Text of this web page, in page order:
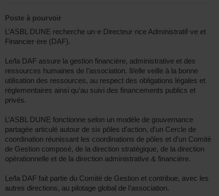
Poste à pourvoir
L’ASBL DUNE recherche un·e Directeur·rice Administratif·ve et
Financier·ère (DAF).
Le/la DAF assure la gestion financière, administrative et des
ressources humaines de l’association. Il/elle veille à la bonne
utilisation des ressources, au respect des obligations légales et
réglementaires ainsi qu’au suivi des financements publics et
privés.
L’ASBL DUNE fonctionne selon un modèle de gouvernance
partagée articulé autour de six pôles d’action, d’un Cercle de
coordination réunissant les coordinations de pôles et d’un Comité
de Gestion composé, de la direction stratégique, de la direction
opérationnelle et de la direction administrative & financière.
Le/la DAF fait partie du Comité de Gestion et contribue, avec les
autres directions, au pilotage global de l’association.